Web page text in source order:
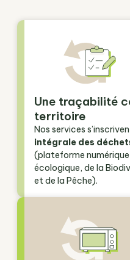
Une traçabilité
territoire
Nos services
intégrale des
(plateforme numérique
écologique, de la
et de la Pêche).